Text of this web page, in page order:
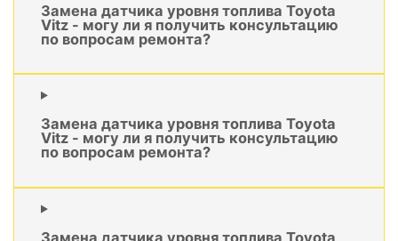
Замена датчика уровня топлива Toyota
Vitz - могу ли я получить консультацию
по вопросам ремонта?
Замена датчика уровня топлива Toyota
Vitz - могу ли я получить консультацию
по вопросам ремонта?